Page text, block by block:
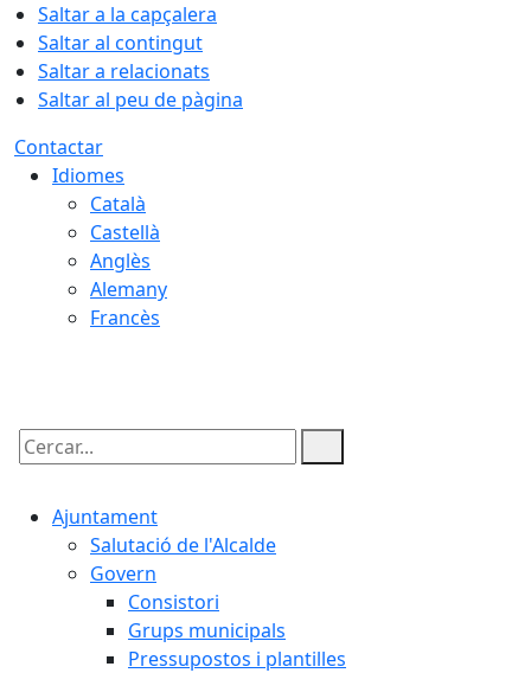
Saltar a la capçalera
Saltar al contingut
Saltar a relacionats
Saltar al peu de pàgina
Contactar
Idiomes
Català
Castellà
Anglès
Alemany
Francès
Cercar:
Ajuntament
Salutació de l'Alcalde
Govern
Consistori
Grups municipals
Pressupostos i plantilles